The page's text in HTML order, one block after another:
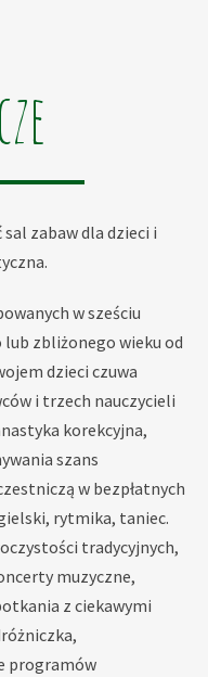
zabaw dla dzieci i
w sześciu
lub zbliżonego wieku od
dzieci czuwa
i trzech nauczycieli
korekcyjna,
szans
w bezpłatnych
rytmika, taniec.
tradycyjnych,
muzyczne,
z ciekawymi
programów